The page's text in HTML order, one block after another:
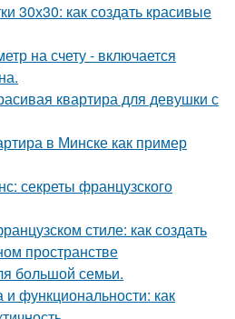
30х30: как создать красивые
на счету - включается
квартира для девушки с
в Минске как пример
секреты французского
стиле: как создать
пространстве
большой семьи.
функциональности: как